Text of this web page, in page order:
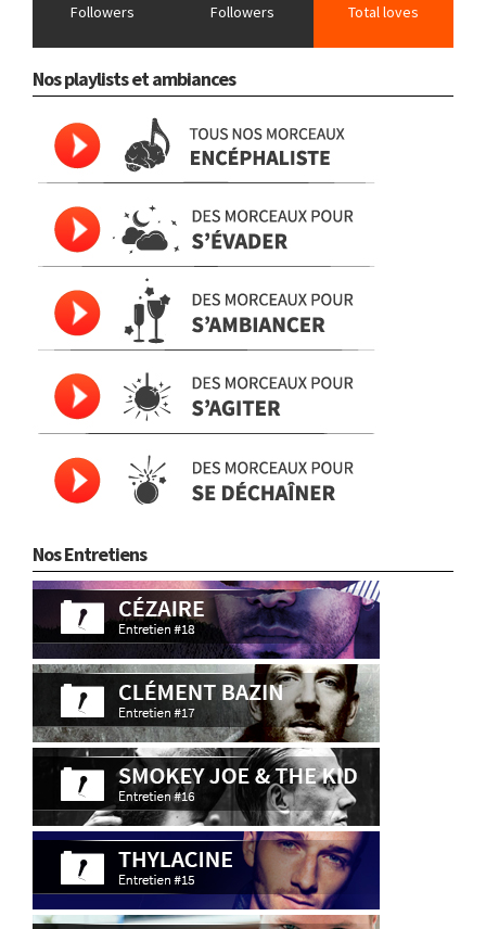
Followers Followers Total loves
Nos playlists et ambiances
Nos Entretiens